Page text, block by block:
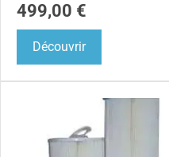
499,00 €
Découvrir